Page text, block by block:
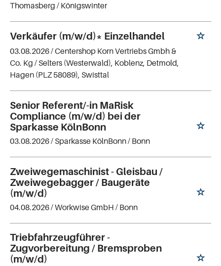
Thomasberg / Königswinter
Verkäufer (m/w/d)* Einzelhandel
03.08.2026 /Centershop Korn Vertriebs Gmbh &
Co. Kg / Selters (Westerwald), Koblenz, Detmold,
Hagen (PLZ 58089), Swisttal
Senior Referent/-in MaRisk
Compliance (m/w/d) bei der
Sparkasse KölnBonn
03.08.2026 / Sparkasse KölnBonn/ Bonn
Zweiwegemaschinist - Gleisbau /
Zweiwegebagger / Baugeräte
(m/w/d)
04.08.2026 /Workwise GmbH / Bonn
Triebfahrzeugführer -
Zugvorbereitung / Bremsproben
(m/w/d)